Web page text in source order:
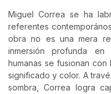
Miguel Correa se ha
referentes
obra no es una mera
inmersión profunda
humanas se fusionan
significado y color. A
sombra, Correa logra